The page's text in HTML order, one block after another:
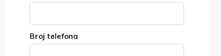
Broj telefona